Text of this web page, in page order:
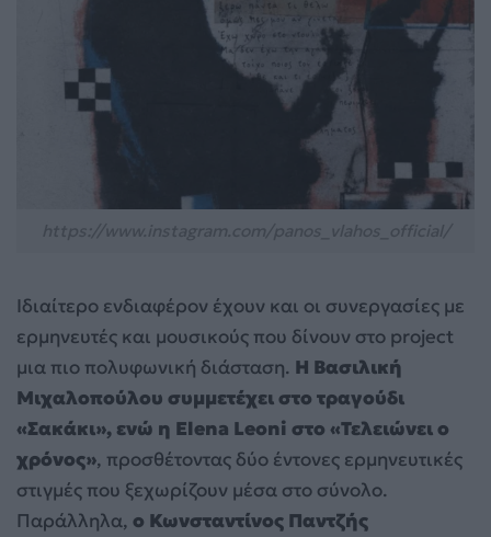
Ιδιαίτερο ενδιαφέρον έχουν και οι συνεργασίες με
ερμηνευτές και μουσικούς που δίνουν στο project
μια πιο πολυφωνική διάσταση. Η Βασιλική
Μιχαλοπούλου συμμετέχει στο τραγούδι
«Σακάκι», ενώ η Elena Leoni στο «Τελειώνει ο
χρόνος», προσθέτοντας δύο έντονες ερμηνευτικές
στιγμές που ξεχωρίζουν μέσα στο σύνολο.
Παράλληλα, ο Κωνσταντίνος Παντζής